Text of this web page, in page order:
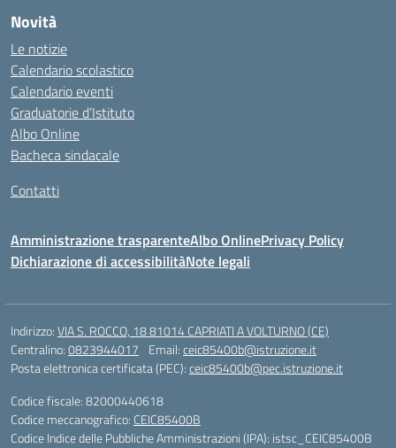
Novità
Le notizie
Calendario scolastico
Calendario eventi
Graduatorie d’Istituto
Albo Online
Bacheca sindacale
Contatti
Amministrazione trasparenteAlbo OnlinePrivacy Policy
Dichiarazione di accessibilitàNote legali
Indirizzo:VIA S. ROCCO, 18 81014 CAPRIATI A VOLTURNO (CE)
Centralino:0823944017 Email:ceic85400b@istruzione.it
Posta elettronica certificata (PEC):ceic85400b@pec.istruzione.it
Codice fiscale: 82000440618
Codice meccanografico: CEIC85400B
Codice Indice delle Pubbliche Amministrazioni (IPA): istsc_CEIC85400B